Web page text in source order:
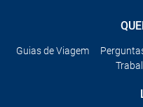
Guias de Viagem